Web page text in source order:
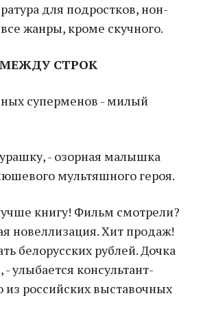
для подростков, нон-
жанры, кроме скучного.
СТРОК
суперменов - милый
- озорная малышка
мультяшного героя.
книгу! Фильм смотрели?
новеллизация. Хит продаж!
белорусских рублей. Дочка
- улыбается консультант-
из российских выставочных